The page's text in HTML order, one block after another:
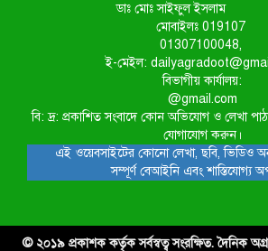
ডাঃ মোঃ সাইফুল ইসলাম
মোবাইলঃ 019107
01307100048,
ই-মেইল:
বিভাগীয় কার্যালয়:
@gmail.com
বি: দ্র: প্রকাশিত সংবাদে কোন অভিযোগ ও লেখা
যোগাযোগ করুন।
এই ওয়েবসাইটের কোনো লেখা, ছবি, ভিডিও
সম্পূর্ণ বেআইনি এবং শাস্তিযোগ্য
© ২০১৯ প্রকাশক কর্তৃক সর্বস্বত্ব সংরক্ষিত. দৈনিক